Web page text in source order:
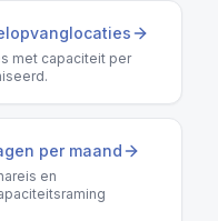
met capaciteit per
per maand
en